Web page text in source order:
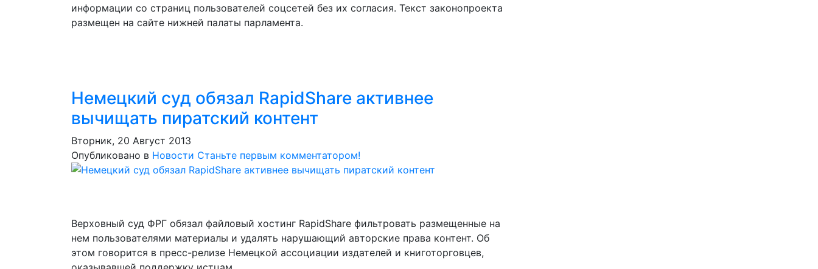
информации со страниц пользователей соцсетей без их согласия. Текст законопроекта
размещен на сайте нижней палаты парламента.
Немецкий суд обязал RapidShare активнее
вычищать пиратский контент
Вторник, 20 Август 2013
Опубликовано в Новости Станьте первым комментатором!
Верховный суд ФРГ обязал файловый хостинг RapidShare фильтровать размещенные на
нем пользователями материалы и удалять нарушающий авторские права контент. Об
этом говорится в пресс-релизе Немецкой ассоциации издателей и книготорговцев,